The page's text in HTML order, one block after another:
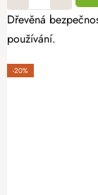
Dřevěná
používání.
-20%